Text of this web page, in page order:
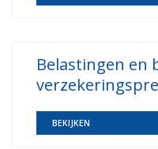
Belastingen en
BEKIJKEN